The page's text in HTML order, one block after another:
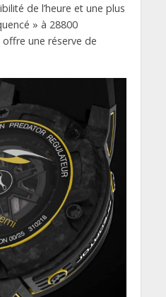
de l’heure et une plus
» à 28800
une réserve de